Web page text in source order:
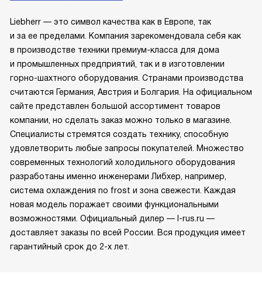
Liebherr — это символ качества как в Европе, так
и за ее пределами. Компания зарекомендовала себя как
в производстве техники премиум-класса для дома
и промышленных предприятий, так и в изготовлении
горно-шахтного оборудования. Странами производства
считаются Германия, Австрия и Болгария. На официальном
сайте представлен большой ассортимент товаров
компании, но сделать заказ можно только в магазине.
Специалисты стремятся создать технику, способную
удовлетворить любые запросы покупателей. Множество
современных технологий холодильного оборудования
разработаны именно инженерами Либхер, например,
система охлаждения no frost и зона свежести. Каждая
новая модель поражает своими функциональными
возможностями. Официальный дилер — l-rus.ru —
доставляет заказы по всей России. Вся продукция имеет
гарантийный срок до 2-х лет.